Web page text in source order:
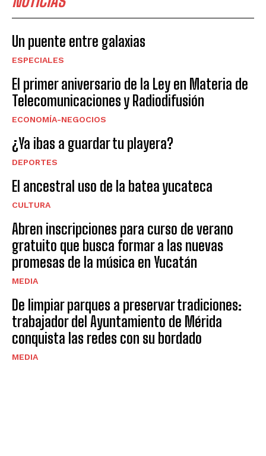
Un puente entre galaxias
ESPECIALES
El primer aniversario de la Ley en Materia de
Telecomunicaciones y Radiodifusión
ECONOMÍA-NEGOCIOS
¿Ya ibas a guardar tu playera?
DEPORTES
El ancestral uso de la batea yucateca
CULTURA
Abren inscripciones para curso de verano
gratuito que busca formar a las nuevas
promesas de la música en Yucatán
MEDIA
De limpiar parques a preservar tradiciones:
trabajador del Ayuntamiento de Mérida
conquista las redes con su bordado
MEDIA